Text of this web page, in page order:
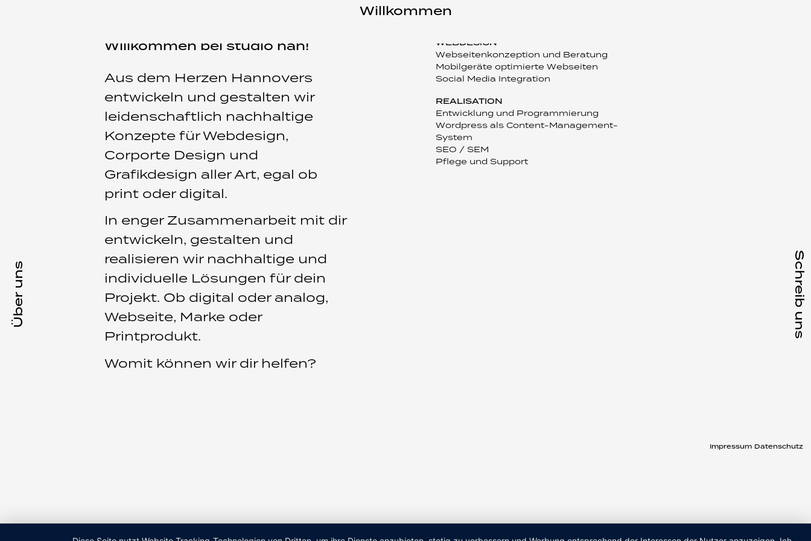
Über uns
Willkommen
Schreib uns
Willkommen bei studio nah!
Aus dem Herzen Hannovers
entwickeln und gestalten wir
leidenschaftlich nachhaltige
Konzepte für Webdesign,
Corporte Design und
Grafikdesign aller Art, egal ob
print oder digital.
In enger Zusammenarbeit mit dir
entwickeln, gestalten und
realisieren wir nachhaltige und
individuelle Lösungen für dein
Projekt. Ob digital oder analog,
Webseite, Marke oder
Printprodukt.
Womit können wir dir helfen?
WEBDESIGN
Webseitenkonzeption und Beratung
Mobilgeräte optimierte Webseiten
Social Media Integration
REALISATION
Entwicklung und Programmierung
Wordpress als Content-Management-
System
SEO / SEM
Pflege und Support
Impressum Datenschutz